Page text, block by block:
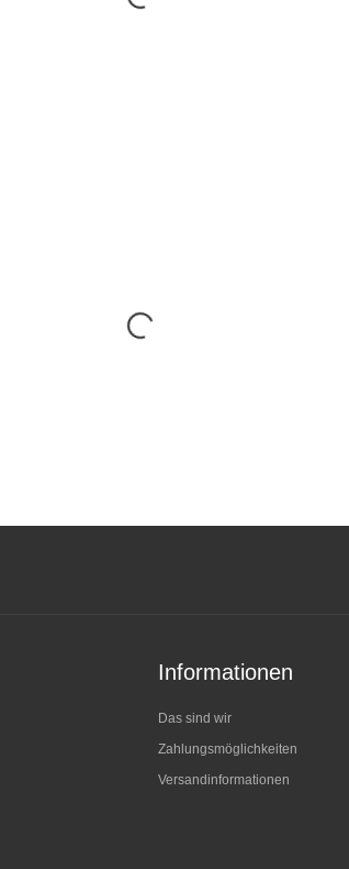
Informationen
Das sind wir
Zahlungsmöglichkeiten
Versandinformationen